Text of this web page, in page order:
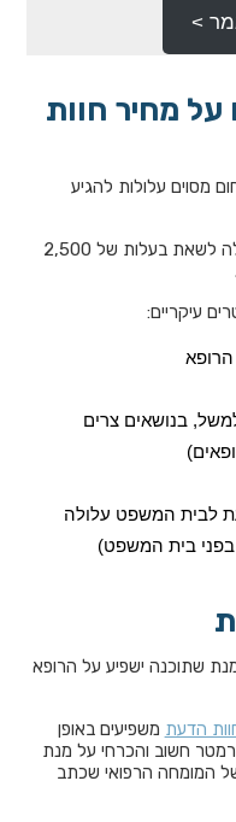
>
מחיר חוות
מסוים עלולות להגיע
במישור האורטופדי יכולה לשאת בעלות של 2,500
עיקריים:
בנושאים צרים
לבית המשפט עלולה
בית המשפט)
שתוכנה ישפיע על הרופא
הדעת משפיעים באופן
חשוב והכרחי על מנת
המומחה הרפואי שכתב